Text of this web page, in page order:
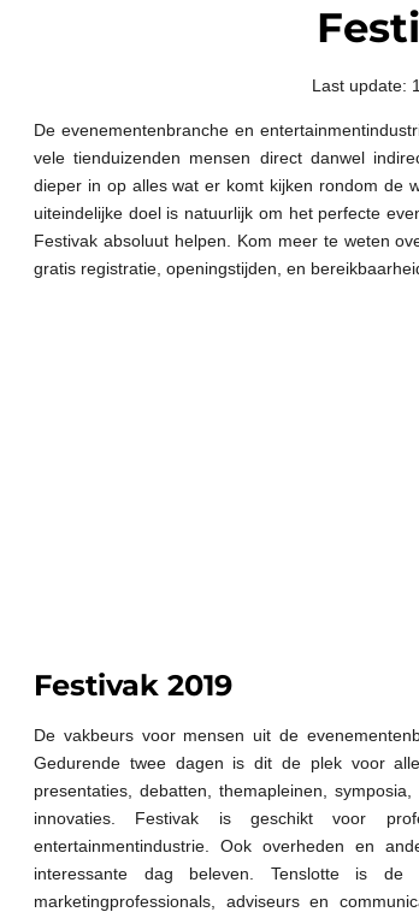
Last update:
De evenementenbranche en
vele tienduizenden mensen direct danwel
dieper in op alles wat er komt kijken rondom de
uiteindelijke doel is natuurlijk om het perfecte
Festivak absoluut helpen. Kom meer te weten
gratis registratie, openingstijden, en
Festivak 2019
De vakbeurs voor mensen uit de
Gedurende twee dagen is dit de plek voor
presentaties, debatten, themapleinen,
innovaties. Festivak is geschikt voor
entertainmentindustrie. Ook overheden en
interessante dag beleven. Tenslotte is
marketingprofessionals, adviseurs en